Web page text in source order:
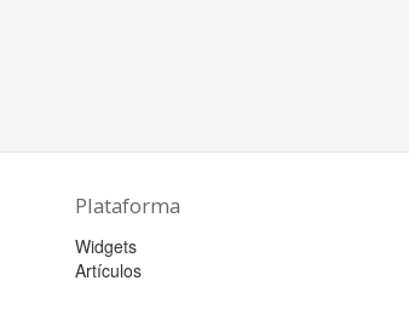
Plataforma
Widgets
Artículos